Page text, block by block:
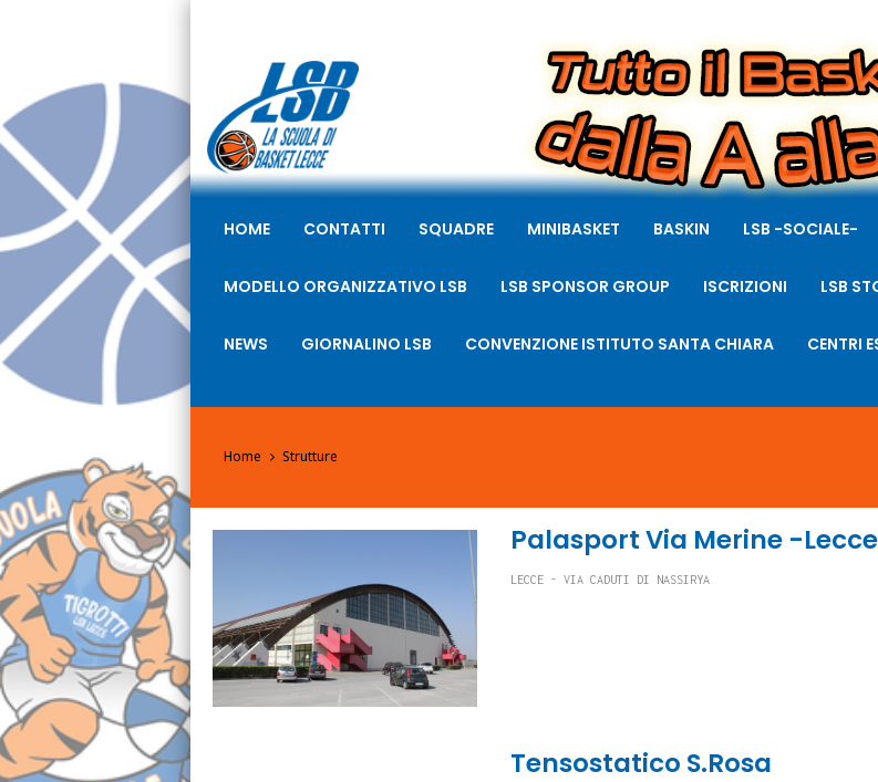
HOME CONTATTI SQUADRE MINIBASKET BASKIN LSB -SOCIALE-
MODELLO ORGANIZZATIVO LSB LSB SPONSOR GROUP ISCRIZIONI LSB
NEWS GIORNALINO LSB CONVENZIONE ISTITUTO SANTA CHIARA CENTRI
Home Strutture
Palasport Via Merine -Lecce
LECCE - VIA CADUTI DI NASSIRYA
Tensostatico S.Rosa